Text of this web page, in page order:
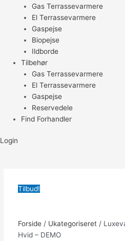
Gas Terrassevarmere
El Terrassevarmere
Gaspejse
Biopejse
Ildborde
Tilbehør
Gas Terrassevarmere
El Terrassevarmere
Gaspejse
Reservedele
Find Forhandler
Login
Tilbud!
Forside/ Ukategoriseret/
Hvid – DEMO